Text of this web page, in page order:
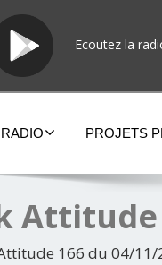
Ecoutez la
PROJETS
166 du 04/11/